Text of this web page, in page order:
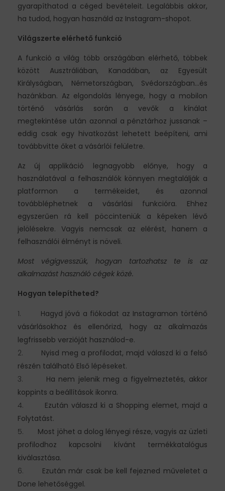
gyarapíthatod a céged bevételeit. Legalábbis akkor,
ha tudod, hogyan használd az Instagram-shopot.
Világszerte elérhető funkció
A funkció a világ több országában elérhető, többek
között Ausztráliában, Kanadában, az Egyesült
Királyságban, Németországban, Svédországban…és
hazánkban. Az elgondolás lényege, hogy a mobilon
történő vásárlás során a vevők a kínálat
megtekintése után azonnal a pénztárhoz jussanak –
eddig csak egy hivatkozást lehetett beépíteni, ami
továbbvitte őket a vásárlói felületre.
Az új applikáció legnagyobb előnye, hogy a
használatával a felhasználók könnyen megtalálják a
platformon a termékeidet, és azonnal
továbbléphetnek a vásárlási funkcióra. Ehhez
egyszerűen rá kell pöccinteniük a képeken lévő
jelölésekre. Vagyis nemcsak az elérést, hanem a
felhasználói élményt is növeli.
Most végigvesszük, hogyan tartozhatsz te is az
alkalmazást használó cégek közé.
Hogyan telepítheted?
Hagyd jóvá a fiókodat az Instagramon történő
vásárlásokhoz és ellenőrizd, hogy az alkalmazás
legfrissebb verzióját használod-e.
Nyisd meg a profilodat, majd válaszd ki a felső
részén található Első lépéseket.
Ha nem jelenik meg a figyelmeztetés, akkor
koppints a beállítások ikonra.
Ezután válaszd ki a Shopping elemet, majd a
Folytatást.
Most jöhet a dolog lényegi része, vagyis az üzleti
profilodhoz kapcsolni kívánt termékkatalógus
kiválasztása.
Ezután már csak be kell fejezned műveletet a
Done lehetőséggel.